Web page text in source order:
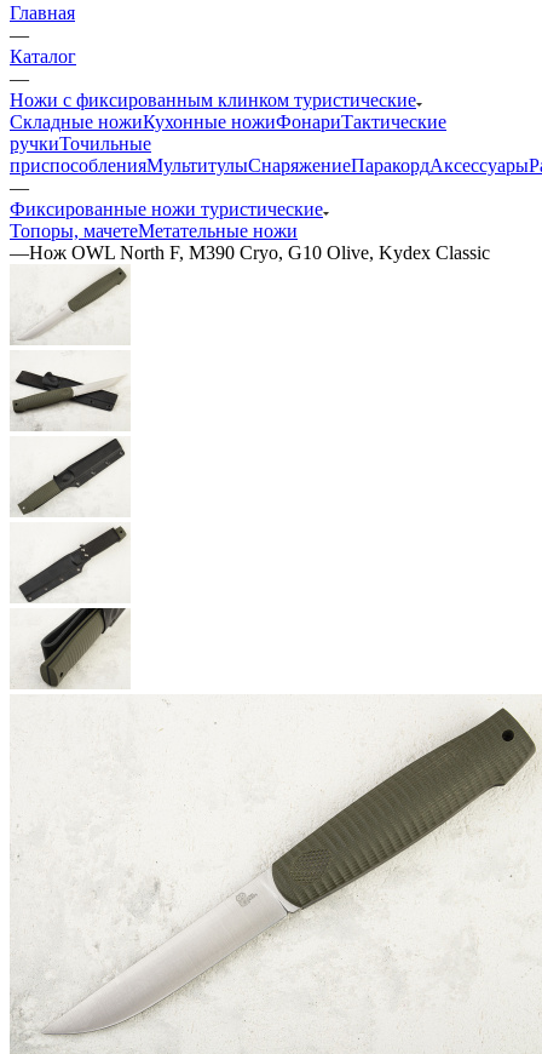
Главная
—
Каталог
—
Ножи с фиксированным клинком туристические
Складные ножиКухонные ножиФонариТактические
ручкиТочильные
приспособленияМультитулыСнаряжениеПаракордАксессуары
—
Фиксированные ножи туристические
Топоры, мачетеМетательные ножи
—Нож OWL North F, M390 Cryo, G10 Olive, Kydex Classic